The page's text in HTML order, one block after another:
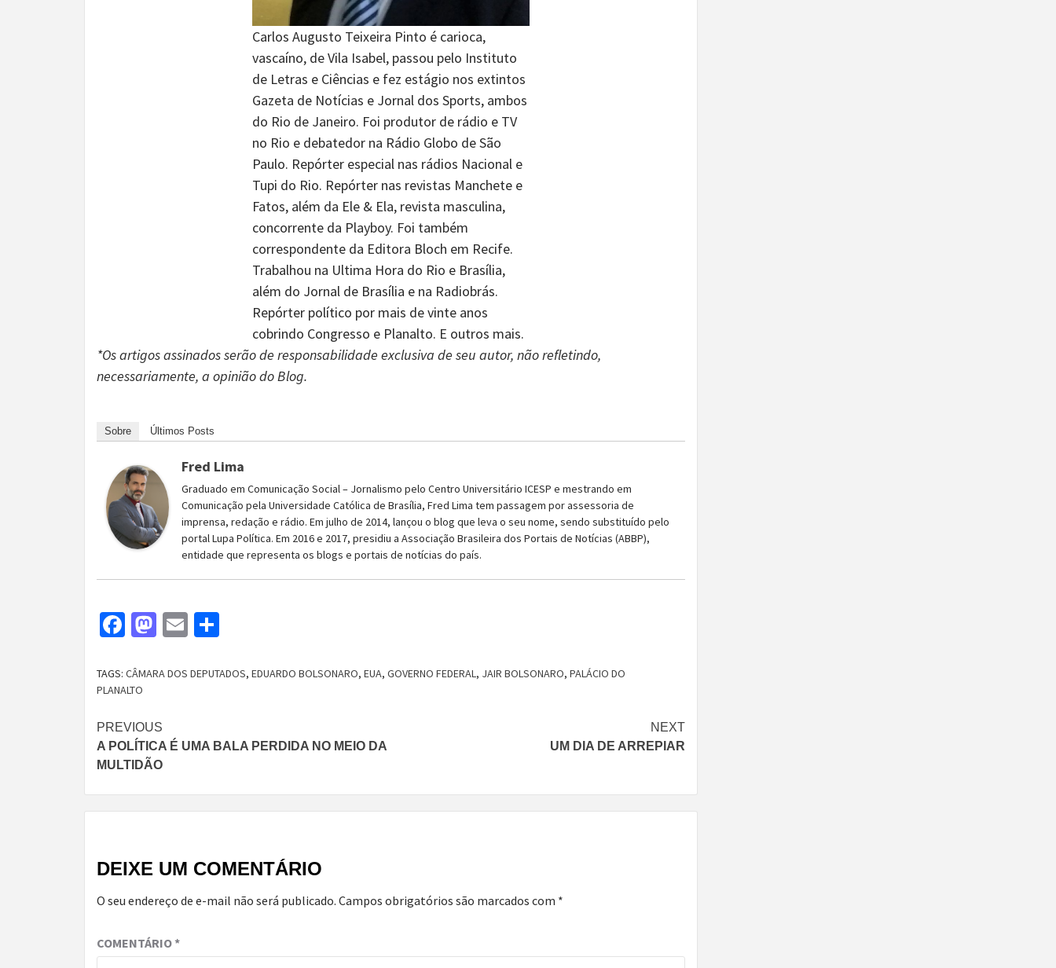
Carlos Augusto Teixeira Pinto é carioca,
vascaíno, de Vila Isabel, passou pelo Instituto
de Letras e Ciências e fez estágio nos extintos
Gazeta de Notícias e Jornal dos Sports, ambos
do Rio de Janeiro. Foi produtor de rádio e TV
no Rio e debatedor na Rádio Globo de São
Paulo. Repórter especial nas rádios Nacional e
Tupi do Rio. Repórter nas revistas Manchete e
Fatos, além da Ele & Ela, revista masculina,
concorrente da Playboy. Foi também
correspondente da Editora Bloch em Recife.
Trabalhou na Ultima Hora do Rio e Brasília,
além do Jornal de Brasília e na Radiobrás.
Repórter político por mais de vinte anos
cobrindo Congresso e Planalto. E outros mais.
*Os artigos assinados serão de responsabilidade exclusiva de seu autor, não refletindo,
necessariamente, a opinião do Blog.
Sobre Últimos Posts
Fred Lima
Graduado em Comunicação Social – Jornalismo pelo Centro Universitário ICESP e mestrando em
Comunicação pela Universidade Católica de Brasília, Fred Lima tem passagem por assessoria de
imprensa, redação e rádio. Em julho de 2014, lançou o blog que leva o seu nome, sendo substituído pelo
portal Lupa Política. Em 2016 e 2017, presidiu a Associação Brasileira dos Portais de Notícias (ABBP),
entidade que representa os blogs e portais de notícias do país.
Facebook
Mastodon
Email
TAGS: CÂMARA DOS DEPUTADOS, EDUARDO BOLSONARO, EUA, GOVERNO FEDERAL, JAIR BOLSONARO, PALÁCIO DO
PLANALTO
Continue
Reading
PREVIOUS
A POLÍTICA É UMA BALA PERDIDA NO MEIO DA
MULTIDÃO
NEXT
UM DIA DE ARREPIAR
DEIXE UM COMENTÁRIO
O seu endereço de e-mail não será publicado. Campos obrigatórios são marcados com *
COMENTÁRIO*